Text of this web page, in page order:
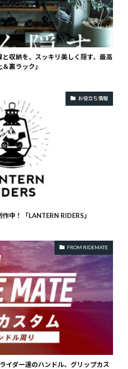
と収納を、スッキリ美しく隠す、最高
裏ラック」
お役立ち情報
中！「LANTERN RIDERS」
FROM RIDEMATE
イダー達のハンドル、グリップカス